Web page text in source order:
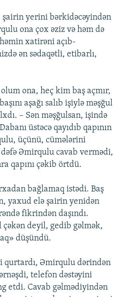
şairin yerini bərkidəcəyindən
ona çox əziz və həm də
xatirəni açıb-
ən sədaqətli, etibarlı,
ona, heç kim baş açmır,
aşağı salıb işiylə məşğul
– Sən məşğulsan, işində
üstəcə qayıdıb qapının
üçünü, cümələrini
Əmirqulu cavab vermədi,
qapını çəkib örtdü.
bağlamaq istədi. Baş
yaxud elə şairin yenidən
fikrindən daşındı.
çəkən deyil, gedib gəlmək,
düşündü.
qurtardı, Əmirqulu dərindən
telefon dəstəyini
etdi. Cavab gəlmədiyindən